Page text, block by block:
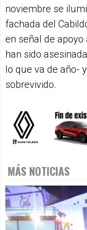
noviembre se
fachada del
en señal de
han sido
lo que va de año-
sobrevivido.
MÁS NOTICIAS